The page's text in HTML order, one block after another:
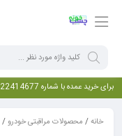
برای خرید عمده با شماره 09122414677 تماس بگیرید
خانه/ محصولات مراقبتی خودرو/